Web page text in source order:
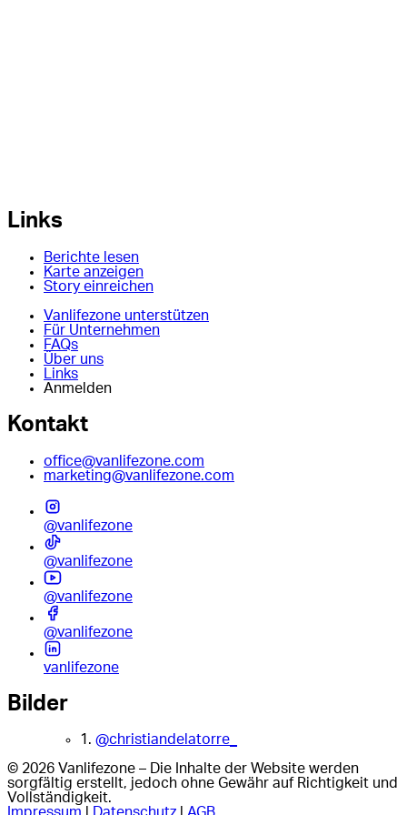
Links
Berichte lesen
Karte anzeigen
Story einreichen
Vanlifezone unterstützen
Für Unternehmen
FAQs
Über uns
Links
Anmelden
Kontakt
office@vanlifezone.com
marketing@vanlifezone.com
@vanlifezone
@vanlifezone
@vanlifezone
@vanlifezone
vanlifezone
Bilder
1. @christiandelatorre_
© 2026 Vanlifezone – Die Inhalte der Website werden
sorgfältig erstellt, jedoch ohne Gewähr auf Richtigkeit und
Vollständigkeit.